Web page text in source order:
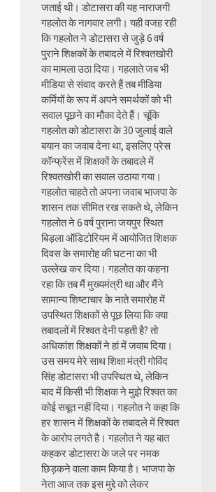
जताई थी। डोटासरा की यह नाराजगी
गहलोत के नागवार लगी। यही वजह रही
कि गहलोत ने डोटासरा से जुड़े 6 वर्ष
पुराने शिक्षकों के तबादले में रिश्वतखोरी
का मामला उठा दिया। गहलाते जब भी
मीडिया से संवाद करते हैं तब मीडिया
कर्मियों के रूप में अपने समर्थकों को भी
सवाल पूछने का मौका देते हैं। चूंकि
गहलोत को डोटासरा के 30 जुलाई वाले
बयान का जवाब देना था, इसलिए प्रेस
कॉन्फ्रेंस में शिक्षकों के तबादले में
रिश्वतखोरी का सवाल उठाया गया।
गहलोत चाहते तो अपना जवाब भाजपा के
शासन तक सीमित रख सकते थे, लेकिन
गहलोत ने 6 वर्ष पुराना जयपुर स्थित
बिड़ला ऑडिटोरियम में आयोजित शिक्षक
दिवस के समारोह की घटना का भी
उल्लेख कर दिया। गहलोत का कहना
रहा कि तब मैं मुख्यमंत्री था और मैंने
सामान्य शिष्टाचार के नाते समारोह में
उपस्थित शिक्षकों से पूछ लिया कि क्या
तबादलों में रिश्वत देनी पड़ती है? तो
अधिकांश शिक्षकों ने हां में जवाब दिया।
उस समय मेरे साथ शिक्षा मंत्री गोविंद
सिंह डोटासरा भी उपस्थित थे, लेकिन
बाद में किसी भी शिक्षक ने मुझे रिश्वत का
कोई सबूत नहीं दिया। गहलोत ने कहा कि
हर शासन में शिक्षकों के तबादले में रिश्वत
के आरोप लगते है। गहलोत ने यह बात
कहकर डोटासरा के जले पर नमक
छिड़कने वाला काम किया है। भाजपा के
नेता आज तक इस मुद्दे को लेकर